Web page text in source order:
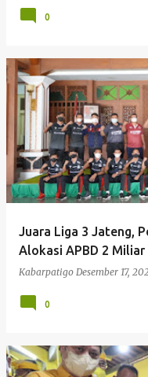
0
Juara Liga 3 Jateng,
Alokasi APBD 2 Miliar
Kabarpatigo Desember 17,
0